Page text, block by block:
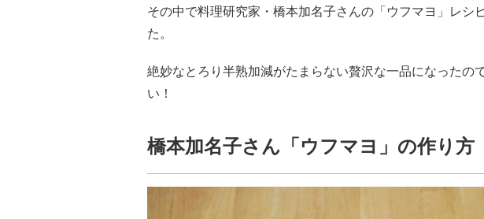
その中で料理研究家・橋本加名子さんの「ウフマヨ」レシ
た。
絶妙なとろり半熟加減がたまらない贅沢な一品になったの
い！
橋本加名子さん「ウフマヨ」の作り方